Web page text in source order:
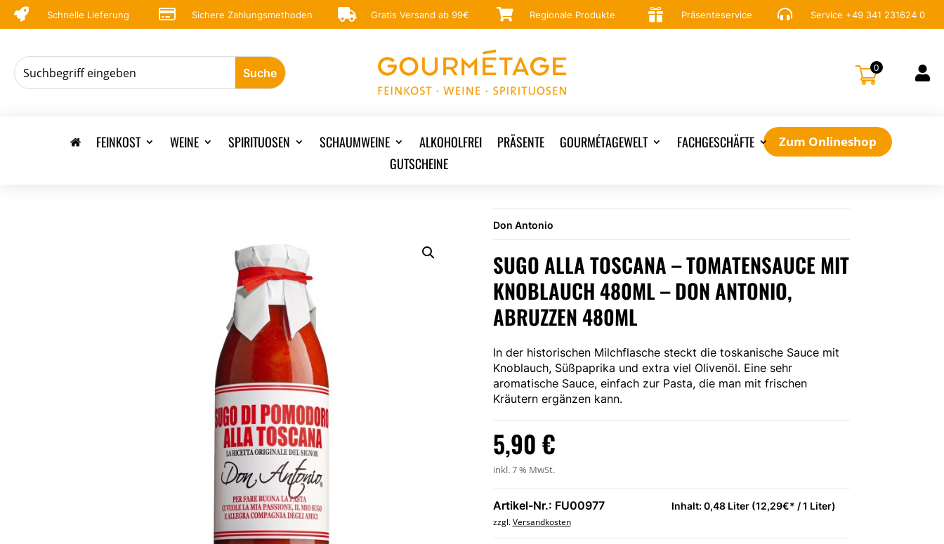
 Schnelle Lieferung  Sichere Zahlungsmethoden  Gratis Versand ab 99€  Regionale Produkte  Präsenteservice  Service +49 341 231624 0
0 
FEINKOST WEINE SPIRITUOSEN SCHAUMWEINE ALKOHOLFREI PRÄSENTE GOURMÉTAGEWELT
FACHGESCHÄFTE
GUTSCHEINE
Zum Onlineshop
Don Antonio
SUGO ALLA TOSCANA – TOMATENSAUCE MIT
KNOBLAUCH 480ML – DON ANTONIO,
ABRUZZEN 480ML
In der historischen Milchflasche steckt die toskanische Sauce mit
Knoblauch, Süßpaprika und extra viel Olivenöl. Eine sehr
aromatische Sauce, einfach zur Pasta, die man mit frischen
Kräutern ergänzen kann.
5,90€
inkl. 7 % MwSt.
Artikel-Nr.: FU00977
zzgl.Versandkosten
Inhalt: 0,48 Liter (12,29€* / 1 Liter)